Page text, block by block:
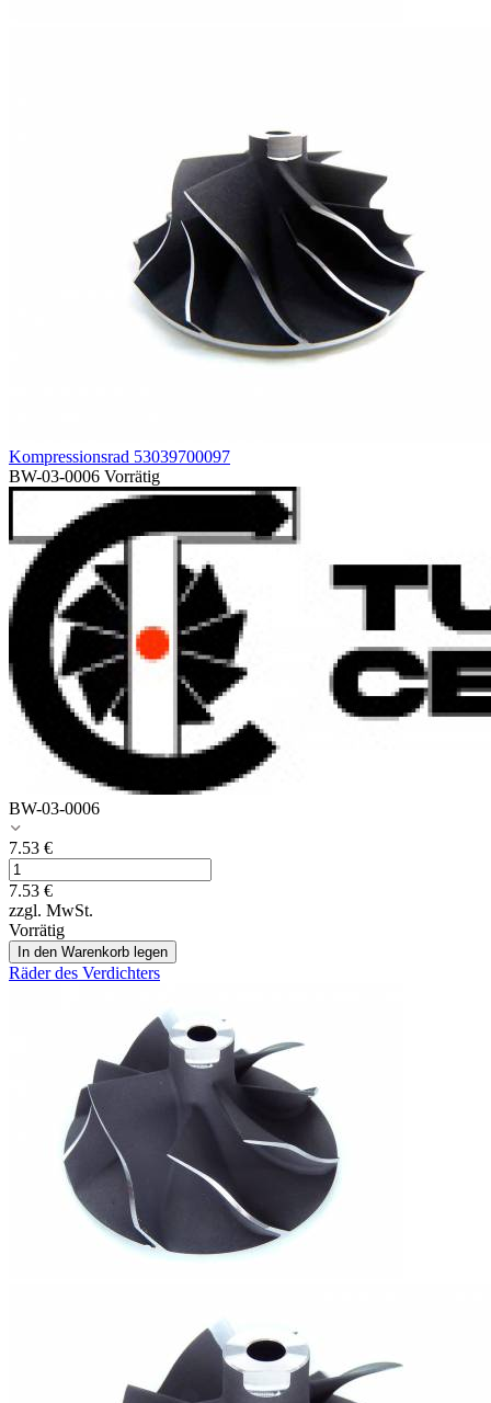
Kompressionsrad 53039700097
BW-03-0006 Vorrätig
BW-03-0006
7.53 €
7.53 €
zzgl. MwSt.
Vorrätig
In den Warenkorb legen
Räder des Verdichters